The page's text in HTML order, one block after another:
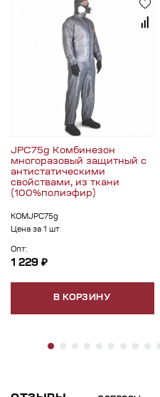
JPC75g Комбинезон
многоразовый защитный с
антистатическими
свойствами, из ткани
(100%полиэфир)
КОМJPC75g
Цена за 1 шт
Опт:
1 229 ₽
В КОРЗИНУ